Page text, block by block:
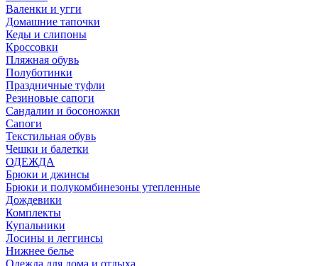
Валенки и угги
Домашние тапочки
Кеды и слипоны
Кроссовки
Пляжная обувь
Полуботинки
Праздничные туфли
Резиновые сапоги
Сандалии и босоножки
Сапоги
Текстильная обувь
Чешки и балетки
ОДЕЖДА
Брюки и джинсы
Брюки и полукомбинезоны утепленные
Дождевики
Комплекты
Купальники
Лосины и леггинсы
Нижнее белье
Одежда для дома и отдыха